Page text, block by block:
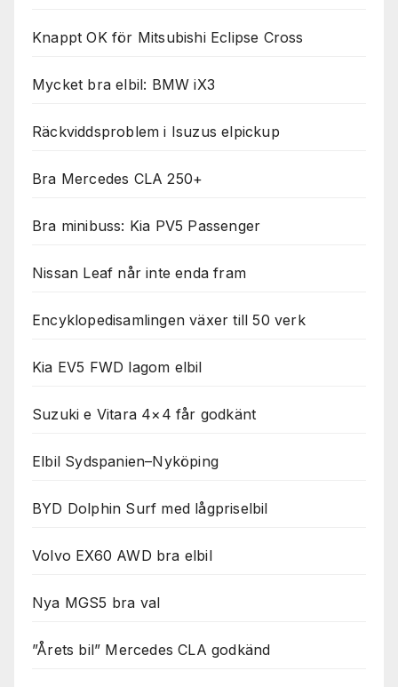
Knappt OK för Mitsubishi Eclipse Cross
Mycket bra elbil: BMW iX3
Räckviddsproblem i Isuzus elpickup
Bra Mercedes CLA 250+
Bra minibuss: Kia PV5 Passenger
Nissan Leaf når inte enda fram
Encyklopedisamlingen växer till 50 verk
Kia EV5 FWD lagom elbil
Suzuki e Vitara 4×4 får godkänt
Elbil Sydspanien–Nyköping
BYD Dolphin Surf med lågpriselbil
Volvo EX60 AWD bra elbil
Nya MGS5 bra val
”Årets bil” Mercedes CLA godkänd